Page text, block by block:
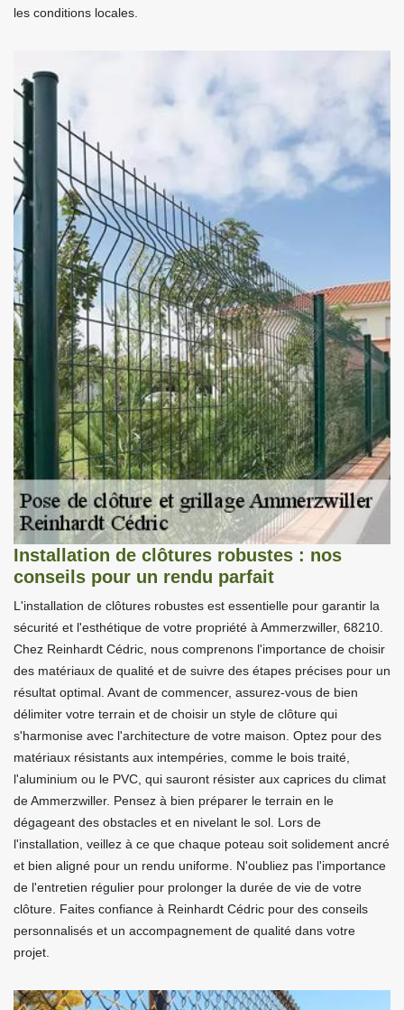
les conditions locales.
Installation de clôtures robustes : nos
conseils pour un rendu parfait
L'installation de clôtures robustes est essentielle pour garantir la
sécurité et l'esthétique de votre propriété à Ammerzwiller, 68210.
Chez Reinhardt Cédric, nous comprenons l'importance de choisir
des matériaux de qualité et de suivre des étapes précises pour un
résultat optimal. Avant de commencer, assurez-vous de bien
délimiter votre terrain et de choisir un style de clôture qui
s'harmonise avec l'architecture de votre maison. Optez pour des
matériaux résistants aux intempéries, comme le bois traité,
l'aluminium ou le PVC, qui sauront résister aux caprices du climat
de Ammerzwiller. Pensez à bien préparer le terrain en le
dégageant des obstacles et en nivelant le sol. Lors de
l'installation, veillez à ce que chaque poteau soit solidement ancré
et bien aligné pour un rendu uniforme. N'oubliez pas l'importance
de l'entretien régulier pour prolonger la durée de vie de votre
clôture. Faites confiance à Reinhardt Cédric pour des conseils
personnalisés et un accompagnement de qualité dans votre
projet.